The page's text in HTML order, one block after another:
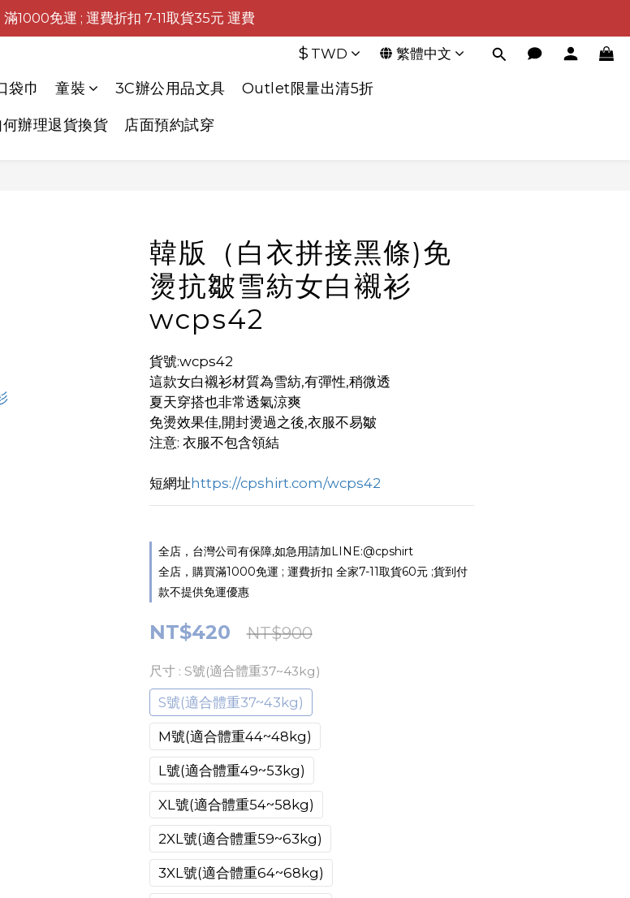
1000免運 ; 運費折扣 7-11取貨35元 運費
$ TWD 繁體中文
袋巾 童裝 3C辦公用品文具 Outlet限量出清5折
辦理退貨換貨 店面預約試穿
韓版（白衣拼接黑條)免
燙抗皺雪紡女白襯衫
wcps42
貨號:wcps42
這款女白襯衫材質為雪紡,有彈性,稍微透
夏天穿搭也非常透氣涼爽
免燙效果佳,開封燙過之後,衣服不易皺
注意: 衣服不包含領結
短網址 https://cpshirt.com/wcps42
全店，台灣公司有保障,如急用請加LINE:@cpshirt
全店，購買滿1000免運 ; 運費折扣 全家7-11取貨60元 ;貨到付
款不提供免運優惠
NT$420 NT$900
尺寸 : S號(適合體重37~43kg)
S號(適合體重37~43kg)
M號(適合體重44~48kg)
L號(適合體重49~53kg)
XL號(適合體重54~58kg)
2XL號(適合體重59~63kg)
3XL號(適合體重64~68kg)